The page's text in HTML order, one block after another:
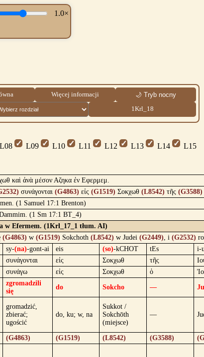
1.0×
Więcej informacji 🌙 Tryb nocny
1Krl_18
L08 L09 L10 L11 L12 L13 L14 L15
καὶ ἀνὰ μέσον Αζηκα ἐν Εφερμεμ.
συνάγονται (G4863) εἰς (G1519) Σοκχωθ (L8542) τῆς (G3588)
(1 Samuel 17:1 Brenton)
(1 Sm 17:1 BT_4)
w Efermem. (1Krl_17_1 tłum. AI)
(G4863) w (G1519) Sokchoth (L8542) w Judei (G2449), i (G2532)
sy-(na)-gont-ai eis (so)-kCHOT tEs
i-
συνάγονται εἰς Σοκχωθ τῆς
συνάγω εἰς Σοκχωθ ὁ
zgromadzili
się
do Sokcho —
gromadzić,
zbierać;
ugościć
do, ku; w, na
Sukkot /
Sokchōth
(miejsce)
—
(G4863) (G1519) (L8542) (G3588)